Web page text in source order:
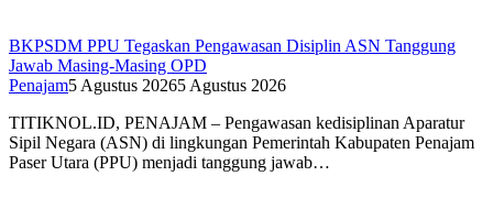
BKPSDM PPU Tegaskan Pengawasan Disiplin ASN Tanggung
Jawab Masing-Masing OPD
Penajam5 Agustus 20265 Agustus 2026
TITIKNOL.ID, PENAJAM – Pengawasan kedisiplinan Aparatur
Sipil Negara (ASN) di lingkungan Pemerintah Kabupaten Penajam
Paser Utara (PPU) menjadi tanggung jawab…